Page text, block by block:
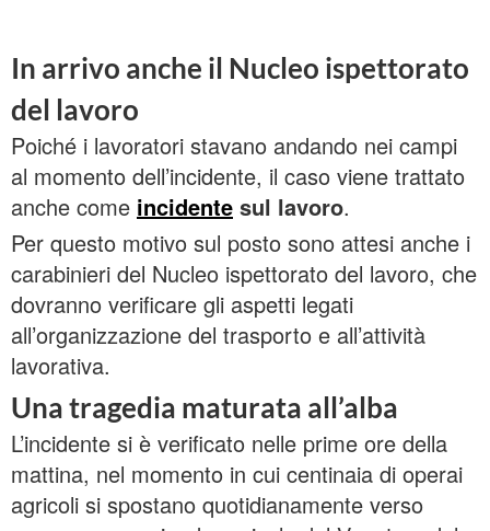
In arrivo anche il Nucleo ispettorato
del lavoro
Poiché i lavoratori stavano andando nei campi
al momento dell’incidente, il caso viene trattato
anche come incidente sul lavoro.
Per questo motivo sul posto sono attesi anche i
carabinieri del Nucleo ispettorato del lavoro, che
dovranno verificare gli aspetti legati
all’organizzazione del trasporto e all’attività
lavorativa.
Una tragedia maturata all’alba
L’incidente si è verificato nelle prime ore della
mattina, nel momento in cui centinaia di operai
agricoli si spostano quotidianamente verso